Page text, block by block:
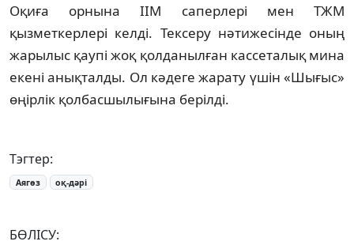
Оқиға орнына ІІМ саперлері мен ТЖМ
қызметкерлері келді. Тексеру нәтижесінде оның
жарылыс қаупі жоқ қолданылған кассеталық мина
екені анықталды. Ол кәдеге жарату үшін «Шығыс»
өңірлік қолбасшылығына берілді.
Тэгтер:
Аягөз оқ-дәрі
БӨЛІСУ: